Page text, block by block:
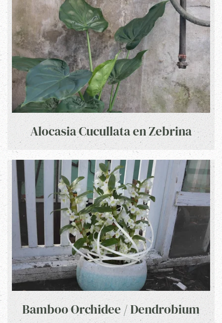
Alocasia Cucullata en Zebrina
Bamboo Orchidee / Dendrobium